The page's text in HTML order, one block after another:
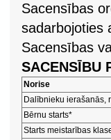
Sacensības
sadarbojoties
Sacensības
SACENSĪBU
Norise
Dalībnieku ierašanās,
Bērnu starts*
Starts meistarības